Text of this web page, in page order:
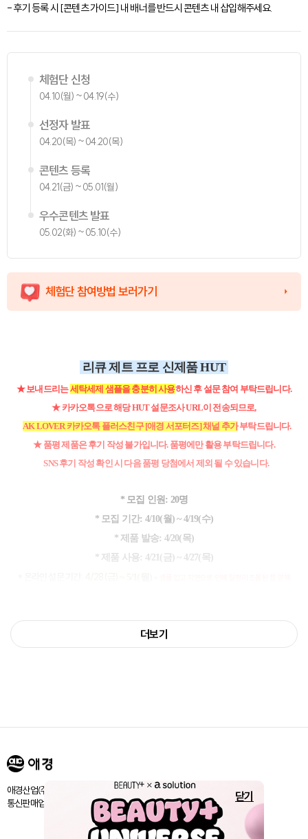
- 후기 등록 시 [콘텐츠 가이드] 내 배너를 반드시 콘텐츠 내 삽입해주세요.
체험단 신청
04.10(월) ~ 04.19(수)
선정자 발표
04.20(목) ~ 04.20(목)
콘텐츠 등록
04.21(금) ~ 05.01(월)
우수콘텐츠 발표
05.02(화) ~ 05.10(수)
체험단 참여방법 보러가기
리큐 제트 프로 신제품 HUT
★ 보내드리는세탁세제 샘플을 충분히 사용하신 후 설문 참여 부탁드립니다.
★카카오톡으로 해당 HUT 설문조사 URL이 전송되므로,
AK LOVER 카카오톡 플러스친구[애경 서포터즈] 채널 추가부탁드립니다.
★ 품평 제품은 후기 작성 불가입니다. 품평에만 활용 부탁드립니다.
SNS 후기 작성 확인 시 다음 품평 당첨에서 제외 될 수 있습니다.
* 모집 인원: 20명
* 모집 기간: 4/10(월) ~ 4/19(수)
* 제품 발송: 4/20(목)
* 제품 사용: 4/21(금) ~ 4/27(목)
※ 설문 참여자 中 별도 인원을 선정하여 오프라인 FGI가 진행될 수 있습니다.
* 반드시 설문 기간 내 품평 진행 부탁드립니다.
더보기
닫기
애경산업㈜ 서울시 마포구 양화로 188 / 고객센터:080-024-1357
통신판매업신고번호 : 제 2018-서울마포-1843호